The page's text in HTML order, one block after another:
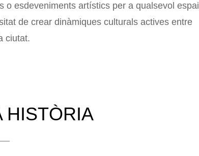
o esdeveniments artístics per a qualsevol espai
de crear dinàmiques culturals actives entre
ciutat.
HISTÒRIA